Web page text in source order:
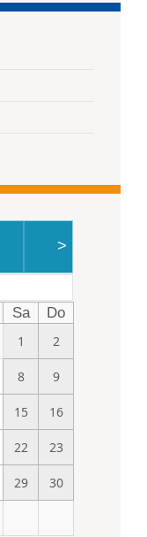
>
Sa
Do
1
2
8 9
15 16
22 23
29 30